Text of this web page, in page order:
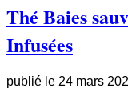
Thé Baies
Infusées
publié le 24 mars